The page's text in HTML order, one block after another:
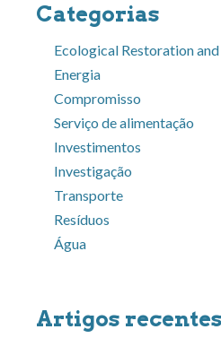
Categorias
Ecological Restoration and
Energia
Compromisso
Serviço de alimentação
Investimentos
Investigação
Transporte
Resíduos
Água
Artigos recentes